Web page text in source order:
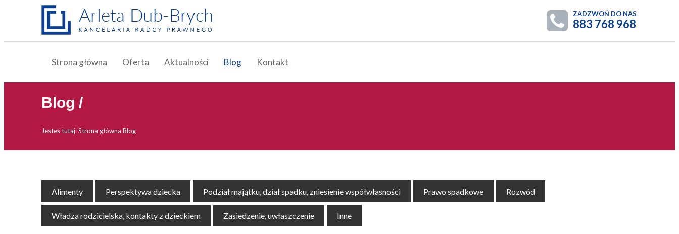
ZADZWOŃ DO NAS
883 768 968
Strona główna Oferta Aktualności Blog Kontakt
Blog /
Jesteś tutaj:Strona główna Blog
Alimenty Perspektywa dziecka Podział majątku, dział spadku, zniesienie współwłasności Prawo spadkowe Rozwód
Władza rodzicielska, kontakty z dzieckiem Zasiedzenie, uwłaszczenie Inne